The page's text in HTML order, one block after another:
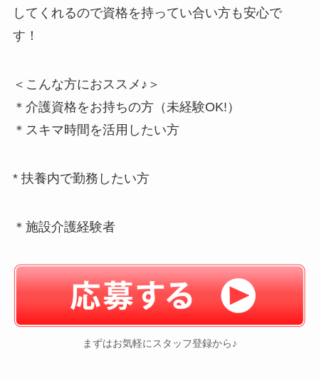
してくれるので資格を持ってい合い方も安心で
す！
＜こんな方におススメ♪＞
＊介護資格をお持ちの方（未経験OK!）
＊スキマ時間を活用したい方
* 扶養内で勤務したい方
＊施設介護経験者
まずはお気軽にスタッフ登録から♪